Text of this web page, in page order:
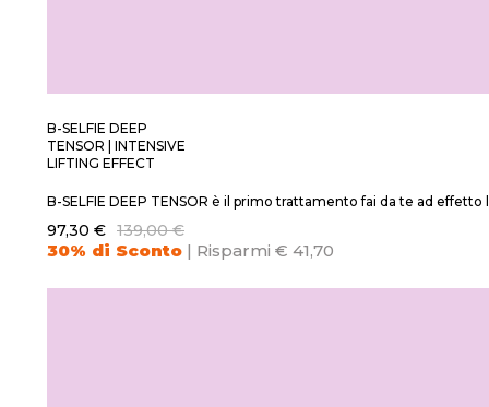
B-SELFIE DEEP
TENSOR | INTENSIVE
LIFTING EFFECT
B-SELFIE DEEP TENSOR è il primo trattamento fai da te ad effetto
97,30 € 139,00 €
30% di Sconto | Risparmi € 41,70